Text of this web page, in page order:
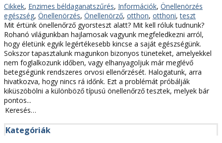
Kategóriák
Cikkek, Enzimes béldaganatszűrés, Információk, Önellenörzés
egészség, Önellenörzés, Önellenörző, otthon, otthoni,teszt
Mit értünk önellenőrző gyorsteszt alatt? Mit kell róluk tudnunk?
Rohanó világunkban hajlamosak vagyunk megfeledkezni arról,
hogy életünk egyik legértékesebb kincse a saját egészségünk.
Sokszor tapasztalunk magunkon bizonyos tüneteket, amelyekkel
nem foglalkozunk időben, vagy elhanyagoljuk már meglévő
betegségünk rendszeres orvosi ellenőrzését. Halogatunk, arra
hivatkozva, hogy nincs rá időnk. Ezt a problémát próbálják
kiküszöbölni a különböző típusú önellenőrző tesztek, melyek bár
pontos...
Keresés:
Kategóriák